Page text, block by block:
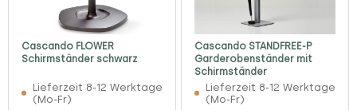
Cascando FLOWER
Schirmständer schwarz
Lieferzeit 8-12 Werktage
(Mo-Fr)
Cascando STANDFREE-P
Garderobenständer mit
Schirmständer
Lieferzeit 8-12 Werktage
(Mo-Fr)